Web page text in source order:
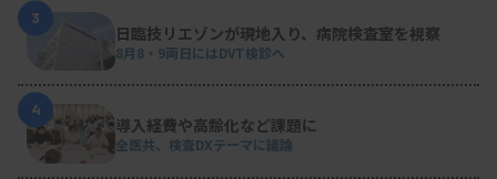
現場で破砕赤血球を判定するための6ステッ
プ
3
日臨技リエゾンが現地入り、病院検査室を視察
8月8・9両日にはDVT検診へ
4
導入経費や高齢化など課題に
全医共、検査DXテーマに議論